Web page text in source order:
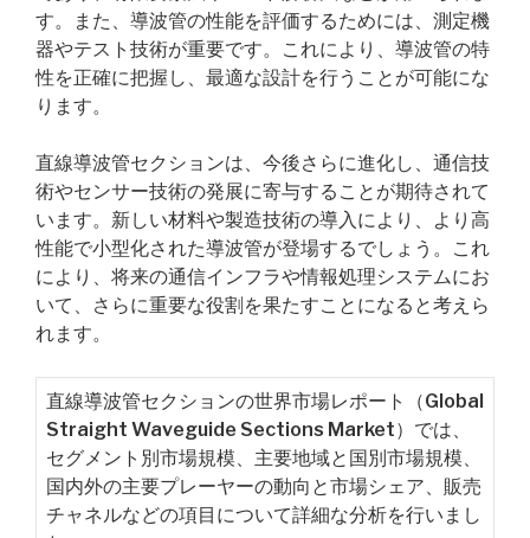
す。また、導波管の性能を評価するためには、測定機
器やテスト技術が重要です。これにより、導波管の特
性を正確に把握し、最適な設計を行うことが可能にな
ります。
直線導波管セクションは、今後さらに進化し、通信技
術やセンサー技術の発展に寄与することが期待されて
います。新しい材料や製造技術の導入により、より高
性能で小型化された導波管が登場するでしょう。これ
により、将来の通信インフラや情報処理システムにお
いて、さらに重要な役割を果たすことになると考えら
れます。
直線導波管セクションの世界市場レポート（Global
Straight Waveguide Sections Market）では、
セグメント別市場規模、主要地域と国別市場規模、
国内外の主要プレーヤーの動向と市場シェア、販売
チャネルなどの項目について詳細な分析を行いまし